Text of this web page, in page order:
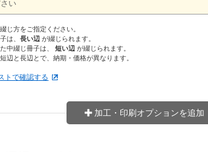
じ方をご指定ください。
は、長い辺 が綴じられます。
中綴じ冊子は、 短い辺 が綴じられます。
辺と長辺とで、納期・価格が異なります。
トで確認する
加工・印刷オプションを追加